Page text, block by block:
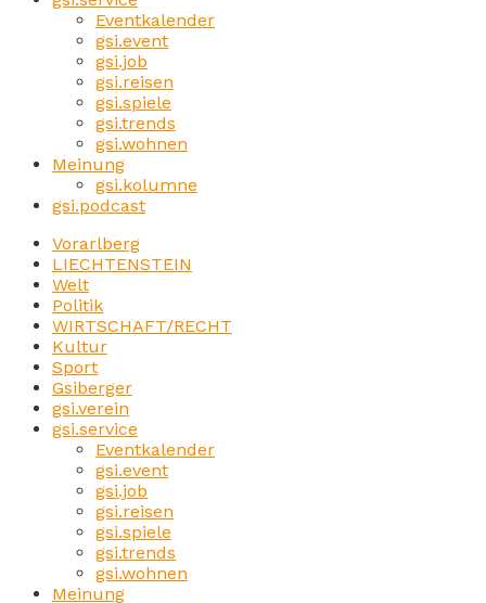
Eventkalender
gsi.event
gsi.job
gsi.reisen
gsi.spiele
gsi.trends
gsi.wohnen
Meinung
gsi.kolumne
gsi.podcast
Vorarlberg
LIECHTENSTEIN
Welt
Politik
WIRTSCHAFT/RECHT
Kultur
Sport
Gsiberger
gsi.verein
gsi.service
Eventkalender
gsi.event
gsi.job
gsi.reisen
gsi.spiele
gsi.trends
gsi.wohnen
Meinung